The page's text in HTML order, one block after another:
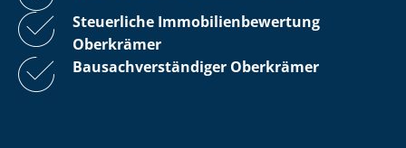
Steuerliche Im­mo­bi­li­en­be­wer­tung
Oberkrämer
Bau­sach­ver­stän­di­ger Oberkrämer